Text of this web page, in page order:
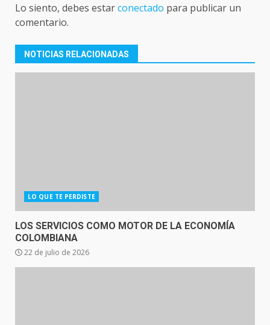
Lo siento, debes estarconectado para publicar un
comentario.
NOTICIAS RELACIONADAS
LO QUE TE PERDISTE
LOS SERVICIOS COMO MOTOR DE LA ECONOMÍA
COLOMBIANA
22 de julio de 2026